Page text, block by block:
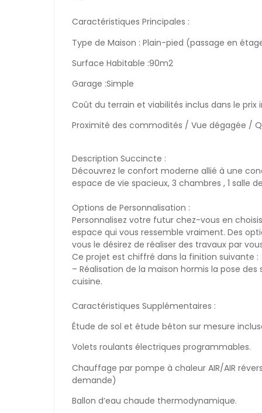
Caractéristiques Principales :
Type de Maison : Plain-pied (passage en
Surface Habitable :90m2
Garage :Simple
Coût du terrain et viabilités inclus dans le prix
Proximité des commodités / Vue dégagée /
Description Succincte :
Découvrez le confort moderne allié à une
espace de vie spacieux, 3 chambres , 1 salle
Options de Personnalisation :
Personnalisez votre futur chez-vous en
espace qui vous ressemble vraiment. Des
vous le désirez de réaliser des travaux par
Ce projet est chiffré dans la finition suivante :
– Réalisation de la maison hormis la pose
cuisine.
Caractéristiques Supplémentaires :
Étude de sol et étude béton sur mesure
Volets roulants électriques programmables.
Chauffage par pompe à chaleur AIR/AIR
demande)
Ballon d’eau chaude thermodynamique.